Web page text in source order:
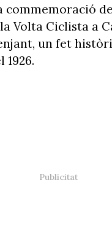
commemoració
Volta Ciclista a
un fet